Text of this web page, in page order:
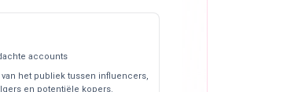
accounts
het publiek tussen influencers,
en potentiële kopers.